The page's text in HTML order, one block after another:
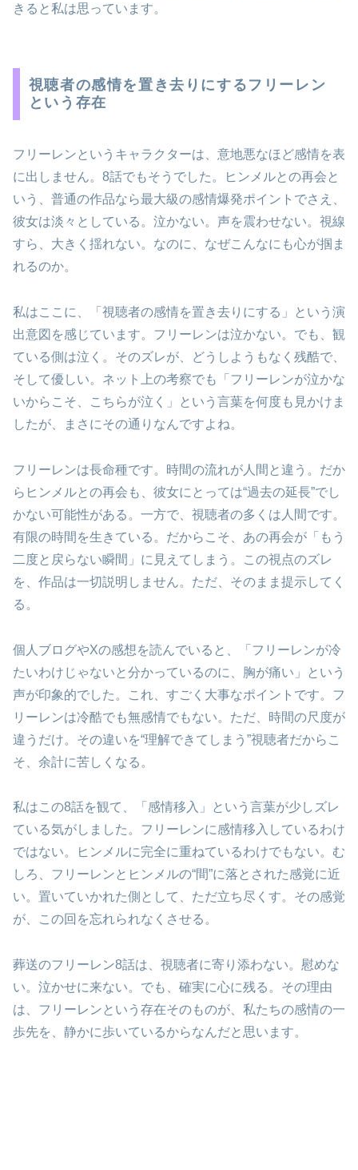
きると私は思っています。
視聴者の感情を置き去りにするフリーレン
という存在
フリーレンというキャラクターは、意地悪なほど感情を表
に出しません。8話でもそうでした。ヒンメルとの再会と
いう、普通の作品なら最大級の感情爆発ポイントでさえ、
彼女は淡々としている。泣かない。声を震わせない。視線
すら、大きく揺れない。なのに、なぜこんなにも心が掴ま
れるのか。
私はここに、「視聴者の感情を置き去りにする」という演
出意図を感じています。フリーレンは泣かない。でも、観
ている側は泣く。そのズレが、どうしようもなく残酷で、
そして優しい。ネット上の考察でも「フリーレンが泣かな
いからこそ、こちらが泣く」という言葉を何度も見かけま
したが、まさにその通りなんですよね。
フリーレンは長命種です。時間の流れが人間と違う。だか
らヒンメルとの再会も、彼女にとっては“過去の延長”でし
かない可能性がある。一方で、視聴者の多くは人間です。
有限の時間を生きている。だからこそ、あの再会が「もう
二度と戻らない瞬間」に見えてしまう。この視点のズレ
を、作品は一切説明しません。ただ、そのまま提示してく
る。
個人ブログやXの感想を読んでいると、「フリーレンが冷
たいわけじゃないと分かっているのに、胸が痛い」という
声が印象的でした。これ、すごく大事なポイントです。フ
リーレンは冷酷でも無感情でもない。ただ、時間の尺度が
違うだけ。その違いを“理解できてしまう”視聴者だからこ
そ、余計に苦しくなる。
私はこの8話を観て、「感情移入」という言葉が少しズレ
ている気がしました。フリーレンに感情移入しているわけ
ではない。ヒンメルに完全に重ねているわけでもない。む
しろ、フリーレンとヒンメルの“間”に落とされた感覚に近
い。置いていかれた側として、ただ立ち尽くす。その感覚
が、この回を忘れられなくさせる。
葬送のフリーレン8話は、視聴者に寄り添わない。慰めな
い。泣かせに来ない。でも、確実に心に残る。その理由
は、フリーレンという存在そのものが、私たちの感情の一
歩先を、静かに歩いているからなんだと思います。